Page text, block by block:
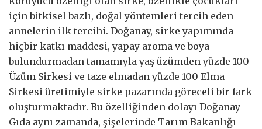
için bitkisel bazlı, doğal yöntemleri tercih eden
annelerin ilk tercihi. Doğanay, sirke yapımında
hiçbir katkı maddesi, yapay aroma ve boya
bulundurmadan tamamıyla yaş üzümden yüzde 100
Üzüm Sirkesi ve taze elmadan yüzde 100 Elma
Sirkesi üretimiyle sirke pazarında göreceli bir fark
oluşturmaktadır. Bu özelliğinden dolayı Doğanay
Gıda aynı zamanda, şişelerinde Tarım Bakanlığı